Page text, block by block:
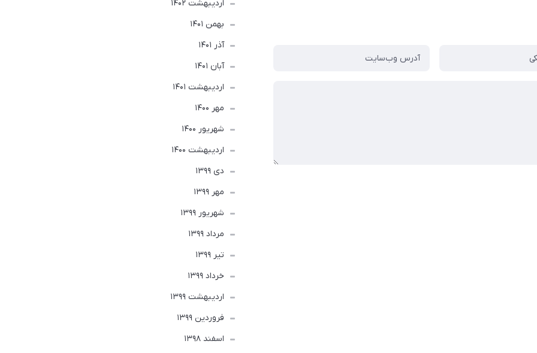
ارديبهشت 1402
بهمن 1401
آذر 1401
آبان 1401
ارديبهشت 1401
مهر 1400
شهریور 1400
ارديبهشت 1400
دی 1399
مهر 1399
شهریور 1399
مرداد 1399
تير 1399
خرداد 1399
ارديبهشت 1399
فروردین 1399
اسفند 1398